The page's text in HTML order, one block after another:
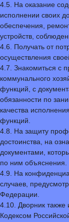
4.5. На оказание
исполнении своих
обеспечения,
устройств,
4.6. Получать от
осуществления
4.7. Знакомиться с
коммунального
функций, с
обязанности по
качества
функций.
4.8. На защиту
достоинства, на
документами,
по ним объяснения.
4.9. На
случаев,
Федерации.
4.10. Дворник
Кодексом